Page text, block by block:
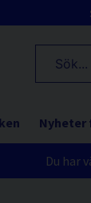
Nyheter
Du har